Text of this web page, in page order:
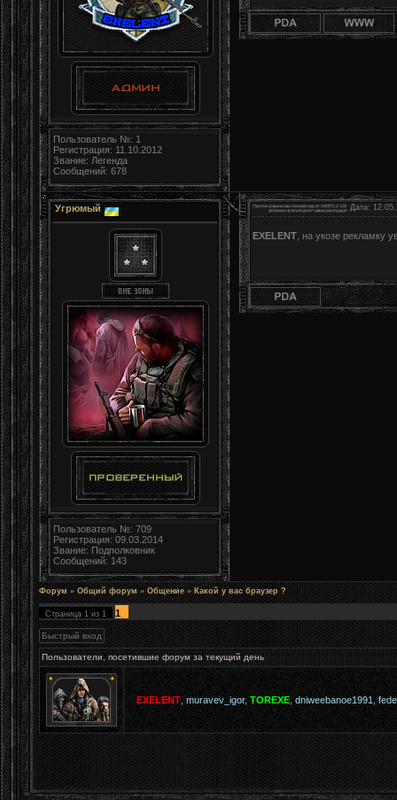
Пользователь №: 1
Регистрация: 11.10.2012
Звание: Легенда
Сообщений: 678
Угрюмый
Пользователь №: 709
Регистрация: 09.03.2014
Звание: Подполковник
Сообщений: 143
Дата:
EXELENT , на укозе рекламку
Форум » Общий форум » Общение » Какой у вас браузер ?
Страница 1 из 1 1
Пользователи, посетившие форум за текущий день
EXELENT ,muravev_igor, TOREXE, dniweebanoe1991